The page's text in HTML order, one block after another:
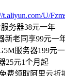
t.aliyun.com/U/
务器38元一年
新老同享99元一
服务器199元
25元1个月起
免费领取阿里云折